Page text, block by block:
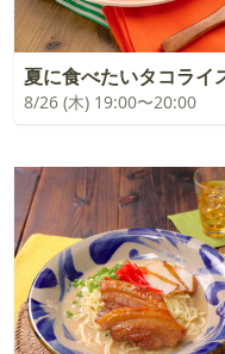
夏に食べたいタコライ
8/26 (木) 19:00〜20:00